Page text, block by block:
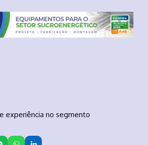
experiência no segmento